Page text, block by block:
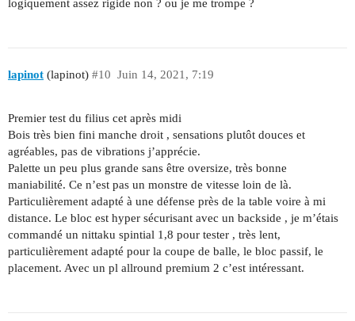
logiquement assez rigide non ? ou je me trompe ?
lapinot (lapinot) Juin 14, 2021, 7:19
#10
Premier test du filius cet après midi
Bois très bien fini manche droit , sensations plutôt douces et
agréables, pas de vibrations j’apprécie.
Palette un peu plus grande sans être oversize, très bonne
maniabilité. Ce n’est pas un monstre de vitesse loin de là.
Particulièrement adapté à une défense près de la table voire à mi
distance. Le bloc est hyper sécurisant avec un backside , je m’étais
commandé un nittaku spintial 1,8 pour tester , très lent,
particulièrement adapté pour la coupe de balle, le bloc passif, le
placement. Avec un pl allround premium 2 c’est intéressant.